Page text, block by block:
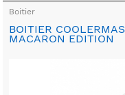
Boitier
BOITIER
MACARON EDITION